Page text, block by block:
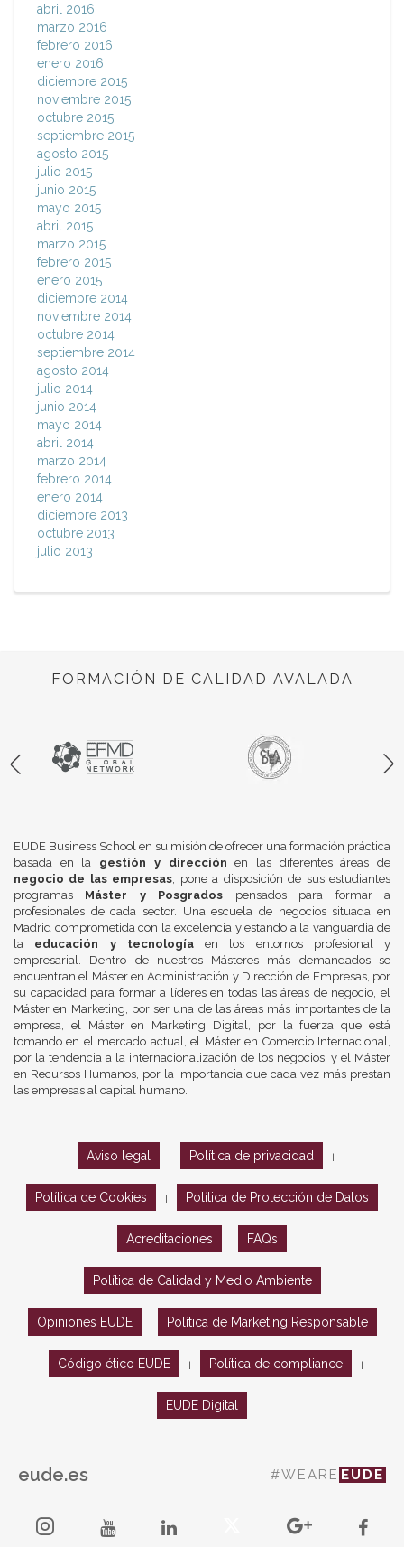
abril 2016
marzo 2016
febrero 2016
enero 2016
diciembre 2015
noviembre 2015
octubre 2015
septiembre 2015
agosto 2015
julio 2015
junio 2015
mayo 2015
abril 2015
marzo 2015
febrero 2015
enero 2015
diciembre 2014
noviembre 2014
octubre 2014
septiembre 2014
agosto 2014
julio 2014
junio 2014
mayo 2014
abril 2014
marzo 2014
febrero 2014
enero 2014
diciembre 2013
octubre 2013
julio 2013
FORMACIÓN DE CALIDAD AVALADA
EUDE Business School en su misión de ofrecer una formación práctica
basada en la gestión y dirección en las diferentes áreas de
negocio de las empresas , pone a disposición de sus estudiantes
programas Máster y Posgrados pensados para formar a
profesionales de cada sector. Una escuela de negocios situada en
Madrid comprometida con la excelencia y estando a la vanguardia de
la educación y tecnologíaen los entornos profesional y
empresarial. Dentro de nuestros Másteres más demandados se
encuentran el Máster en Administración y Dirección de Empresas, por
su capacidad para formar a líderes en todas las áreas de negocio, el
Máster en Marketing, por ser una de las áreas más importantes de la
empresa, el Máster en Marketing Digital, por la fuerza que está
tomando en el mercado actual, el Máster en Comercio Internacional,
por la tendencia a la internacionalización de los negocios, y el Máster
en Recursos Humanos, por la importancia que cada vez más prestan
las empresas al capital humano.
Aviso legal Política de privacidad
Política de Cookies Política de Protección de Datos
Acreditaciones FAQs
Política de Calidad y Medio Ambiente
Opiniones EUDE Política de Marketing Responsable
Código ético EUDE Política de compliance
EUDE Digital
eude.es #WEARE EUDE